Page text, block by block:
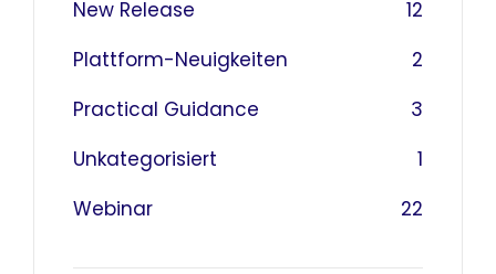
New Release
12
Plattform-Neuigkeiten
2
Practical Guidance
3
Unkategorisiert
1
Webinar
22